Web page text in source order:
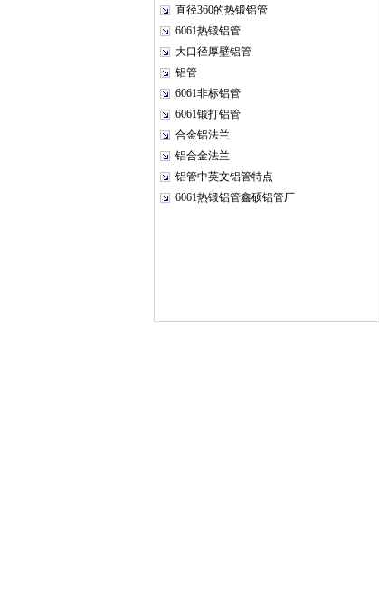
直径360的热锻铝管
6061热锻铝管
大口径厚壁铝管
铝管
6061非标铝管
6061锻打铝管
合金铝法兰
铝合金法兰
铝管中英文铝管特点
6061热锻铝管鑫硕铝管厂